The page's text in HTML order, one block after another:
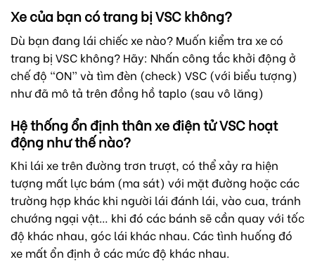
Xe của bạn có trang bị VSC không?
Dù bạn đang lái chiếc xe nào? Muốn kiểm tra xe có
trang bị VSC không? Hãy: Nhấn công tắc khởi động ở
chế độ “ON” và tìm đèn (check) VSC (với biểu tượng)
như đã mô tả trên đồng hồ taplo (sau vô lăng)
Hệ thống ổn định thân xe điện tử VSC hoạt
động như thế nào?
Khi lái xe trên đường trơn trượt, có thể xảy ra hiện
tượng mất lực bám (ma sát) với mặt đường hoặc các
trường hợp khác khi người lái đánh lái, vào cua, tránh
chướng ngại vật… khi đó các bánh sẽ cần quay với tốc
độ khác nhau, góc lái khác nhau. Các tình huống đó
xe mất ổn định ở các mức độ khác nhau.